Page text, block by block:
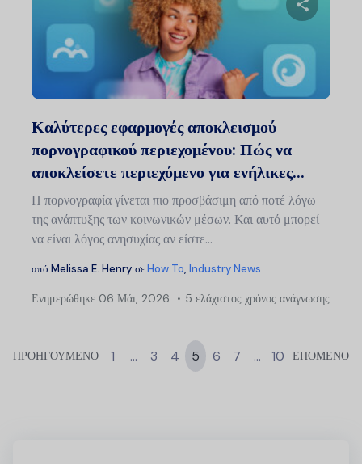
Καλύτερες εφαρμογές αποκλεισμού
πορνογραφικού περιεχομένου: Πώς να
αποκλείσετε περιεχόμενο για ενήλικες...
Η πορνογραφία γίνεται πιο προσβάσιμη από ποτέ λόγω
της ανάπτυξης των κοινωνικών μέσων. Και αυτό μπορεί
να είναι λόγος ανησυχίας αν είστε...
από Melissa E. Henry σεHow To, Industry News
Ενημερώθηκε 06 Μάι, 2026 5 ελάχιστος χρόνος ανάγνωσης
ΠΡΟΗΓΟΥΜΕΝΟ 1 … 3 4 5 6 7 … 10 ΕΠΟΜΕΝΟ